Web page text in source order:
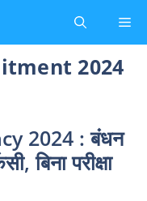
2024
2024 : बंधन
बिना परीक्षा